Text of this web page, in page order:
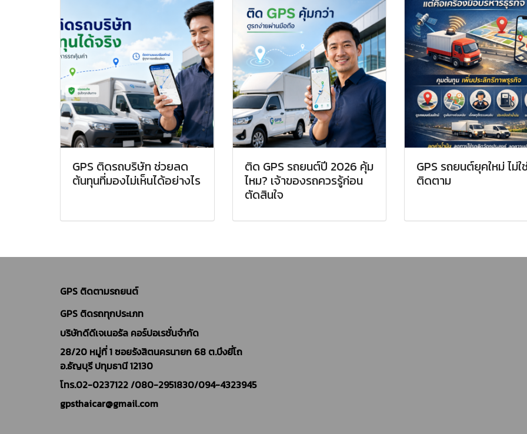
GPS ติดรถบริษัท ช่วยลด
ต้นทุนที่มองไม่เห็นได้อย่างไร
ติด GPS รถยนต์ปี 2026 คุ้ม
ไหม? เจ้าของรถควรรู้ก่อน
ตัดสินใจ
GPS รถยนต์ยุคใหม่ ไม่ใ
ติดตาม
GPS ติดตามรถยนต์
GPS ติดรถทุกประเภท
บริษัทดีดีเจเนอรัล คอร์ปอเรชั่นจำกัด
28/20 หมู่ที่ 1 ซอยรังสิตนครนายก 68 ต.บึงยี่โถ
อ.ธัญบุรี ปทุมธานี 12130
โทร.02-0237122 /080-2951830/094-4323945
gpsthaicar@gmail.com